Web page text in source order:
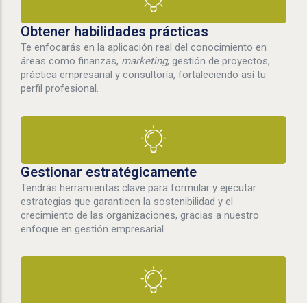
Obtener habilidades prácticas
Te enfocarás en la aplicación real del conocimiento en
áreas como finanzas, marketing, gestión de proyectos,
práctica empresarial y consultoría, fortaleciendo así tu
perfil profesional.
Gestionar estratégicamente
Tendrás herramientas clave para formular y ejecutar
estrategias que garanticen la sostenibilidad y el
crecimiento de las organizaciones, gracias a nuestro
enfoque en gestión empresarial.